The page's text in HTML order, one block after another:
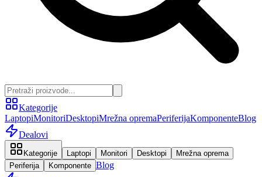
Kategorije
LaptopiMonitoriDesktopiMrežna opremaPeriferijaKomponenteBlog
Dealovi
Kategorije Laptopi Monitori Desktopi
Mrežna oprema
Periferija
Komponente Blog